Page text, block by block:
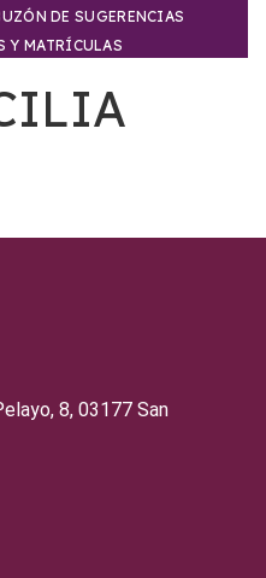
DE SUGERENCIAS
Y MATRÍCULAS
8, 03177 San